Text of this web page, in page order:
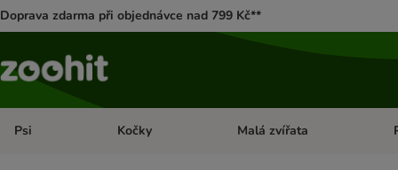
Doprava zdarma při objednávce nad 799 Kč**
Psi Otevřít menu: Psi
Kočky Otevřít menu: Kočky
Malá zvířata